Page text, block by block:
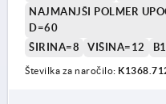
NAJMANJŠI POLMER
D=60
ŠIRINA=8
VIŠINA=12
Številka za naročilo: